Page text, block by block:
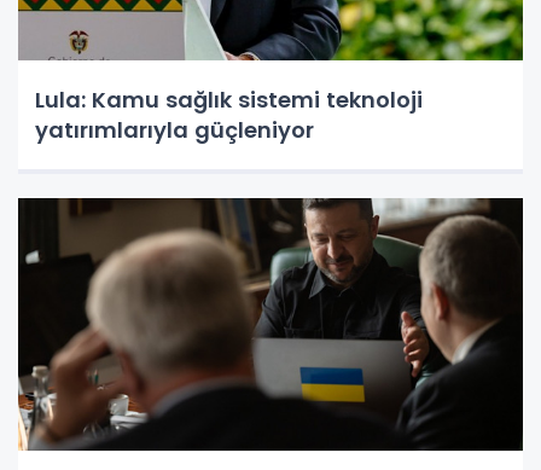
Lula: Kamu sağlık sistemi teknoloji
yatırımlarıyla güçleniyor